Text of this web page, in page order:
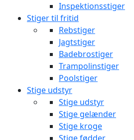
Inspektionsstiger
Stiger til fritid
Rebstiger
Jagtstiger
Badebrostiger
Trampolinstiger
Poolstiger
Stige udstyr
Stige udstyr
Stige gelænder
Stige kroge